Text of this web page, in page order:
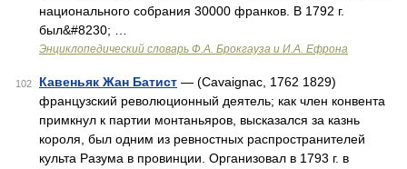
национального собрания 30000 франков. В 1792 г.
был&#8230; …
Энциклопедический словарь Ф.А. Брокгауза и И.А. Ефрона
102 Кавеньяк Жан Батист — (Cavaignac, 1762 1829)
французский революционный деятель; как член конвента
примкнул к партии монтаньяров, высказался за казнь
короля, был одним из ревностных распространителей
культа Разума в провинции. Организовал в 1793 г. в